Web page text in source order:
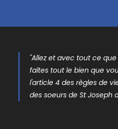
"Allez et avec tout ce
faîtes tout le bien que
l'article 4 des règles de
des soeurs de St Joseph